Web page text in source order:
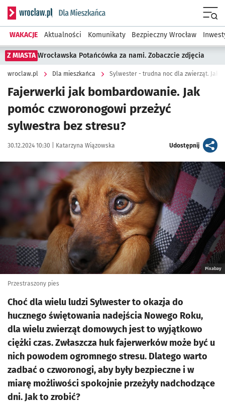
Serwis informacyjny wroclaw.pl podserwis: Dla mieszkańca
WAKACJE Aktualności Komunikaty Bezpieczny Wrocław
Z MIASTA Wrocławska Potańcówka za nami. Zobaczcie zdjęcia
wroclaw.pl Dla mieszkańca Sylwester - trudna noc dla zwierząt. Jak
Fajerwerki jak bombardowanie. Jak
pomóc czworonogowi przeżyć
sylwestra bez stresu?
Data publikacji:
30.12.2024 10:30 | Autor:
Katarzyna Wiązowska Udostępnijartykuł
Kliknij, aby powiększyć
Pixabay
Przestraszony pies
Choć dla wielu ludzi Sylwester to okazja do
hucznego świętowania nadejścia Nowego Roku,
dla wielu zwierząt domowych jest to wyjątkowo
ciężki czas. Zwłaszcza huk fajerwerków może być u
nich powodem ogromnego stresu. Dlatego warto
zadbać o czworonogi, aby były bezpieczne i w
miarę możliwości spokojnie przeżyły nadchodzące
dni. Jak to zrobić?